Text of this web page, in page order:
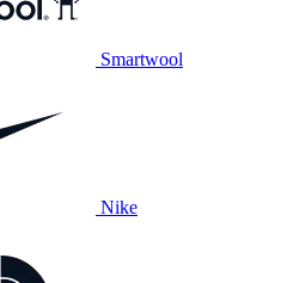
Smartwool
Nike